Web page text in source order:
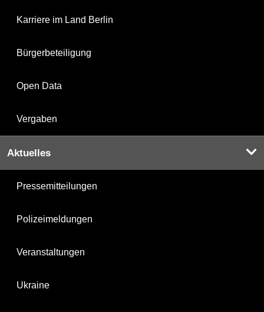
Karriere im Land Berlin
Bürgerbeteiligung
Open Data
Vergaben
Aktuelles
Pressemitteilungen
Polizeimeldungen
Veranstaltungen
Ukraine